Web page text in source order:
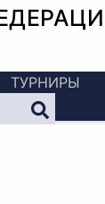
ТУРНИРЫ